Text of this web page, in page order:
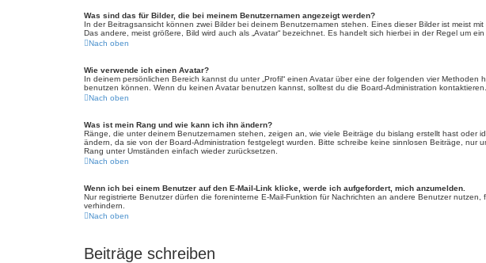
Was sind das für Bilder, die bei meinem Benutzernamen angezeigt werden?
In der Beitragsansicht können zwei Bilder bei deinem Benutzernamen stehen. Eines dieser Bilder ist meist
Das andere, meist größere, Bild wird auch als „Avatar“ bezeichnet. Es handelt sich hierbei in der Regel um
Nach oben
Wie verwende ich einen Avatar?
In deinem persönlichen Bereich kannst du unter „Profil“ einen Avatar über eine der folgenden vier
benutzen können. Wenn du keinen Avatar benutzen kannst, solltest du die Board-Administration kontaktieren.
Nach oben
Was ist mein Rang und wie kann ich ihn ändern?
Ränge, die unter deinem Benutzernamen stehen, zeigen an, wie viele Beiträge du bislang erstellt hast oder
ändern, da sie von der Board-Administration festgelegt wurden. Bitte schreibe keine sinnlosen Beiträge,
Rang unter Umständen einfach wieder zurücksetzen.
Nach oben
Wenn ich bei einem Benutzer auf den E-Mail-Link klicke, werde ich aufgefordert, mich anzumelden.
Nur registrierte Benutzer dürfen die foreninterne E-Mail-Funktion für Nachrichten an andere Benutzer
verhindern.
Nach oben
Beiträge schreiben